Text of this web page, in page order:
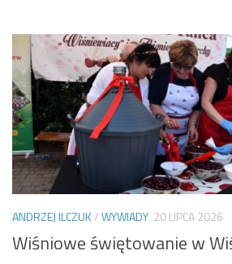
ANDRZEJ ILCZUK/WYWIADY 20 LIPCA 2026
Wiśniowe świętowanie w